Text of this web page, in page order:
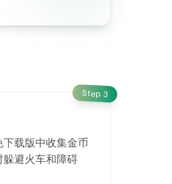
Step 3
载版中收集金币
避火车和障碍